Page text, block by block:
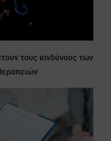
τους κινδύνους των